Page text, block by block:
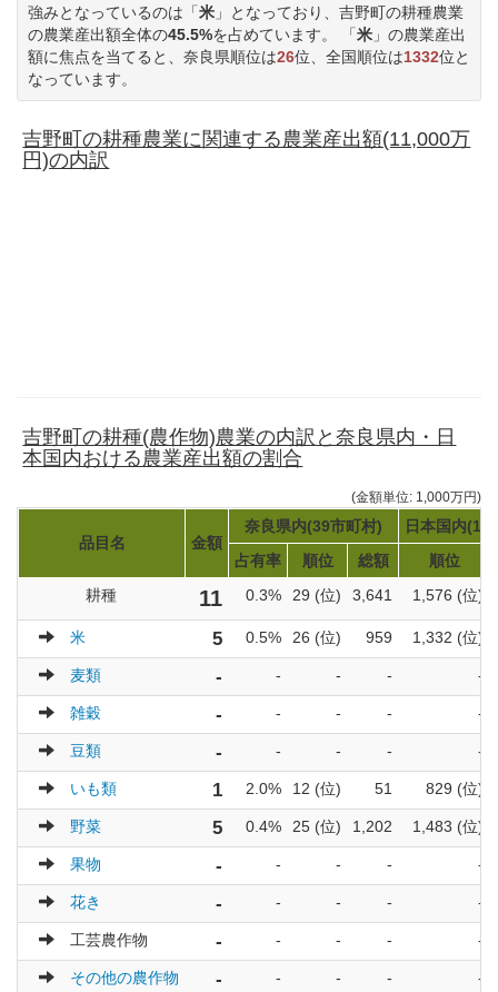
強みとなっているのは「米 」となっており、吉野町の耕種農業
の農業産出額全体の45.5%を占めています。 「米 」の農業産出
額に焦点を当てると、奈良県順位は26位、全国順位は1332位と
なっています。
吉野町の耕種農業に関連する農業産出額(11,000万
円)の内訳
吉野町の耕種(農作物)農業の内訳と奈良県内・日
本国内おける農業産出額の割合
(金額単位: 1,000万円)
品目名 金額
奈良県内(39市町村)
日本国内
占有率
順位 総額
順位
耕種
11 0.3% 29 (位) 3,641 1,576 (位)
米 5 0.5% 26 (位) 959 1,332 (位)
麦類 - - - - -
雑穀 - - - - -
豆類 - - - - -
いも類 1 2.0% 12 (位) 51 829 (位)
野菜 5 0.4% 25 (位) 1,202 1,483 (位)
果物 - - - - -
花き - - - - -
工芸農作物 - - - - -
その他の農作物 - - - - -